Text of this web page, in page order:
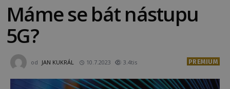
Máme se bát nástupu
5G?
od JAN KUKRÁL 10.7.2023 3.4tis PREMIUM